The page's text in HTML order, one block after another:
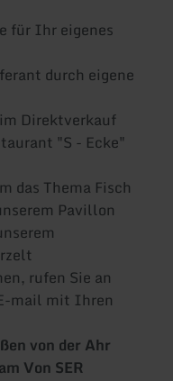
für Ihr eigenes
durch eigene
Direktverkauf
"S - Ecke"
das Thema Fisch
Pavillon
rufen Sie an
mail mit Ihren
von der Ahr
Von SER